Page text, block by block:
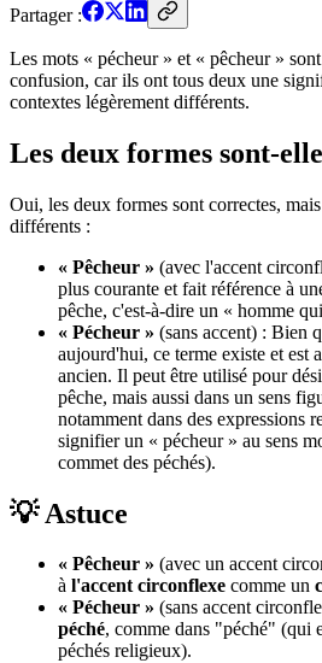
Partager :
Les mots « pécheur » et « pêcheur »
confusion, car ils ont tous deux une
contextes légèrement différents.
Les deux formes sont-
Oui, les deux formes sont correctes,
différents :
« Pêcheur » (avec l'accent
plus courante et fait référence à
pêche, c'est-à-dire un « homme
« Pécheur » (sans accent) : Bien
aujourd'hui, ce terme existe et est
ancien. Il peut être utilisé pour
pêche, mais aussi dans un sens
notamment dans des expressions
signifier un « pécheur » au sens
commet des péchés).
💡 Astuce
« Pêcheur » (avec un accent
à l'accent circonflexe comme un
« Pécheur » (sans accent
péché, comme dans "péché" (qui
péchés religieux).